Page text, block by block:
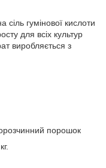
сіль гумінової кислоти
для всіх культур
виробляється з
порошок